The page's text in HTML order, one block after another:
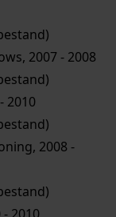
2007 - 2008
2010
2008 -